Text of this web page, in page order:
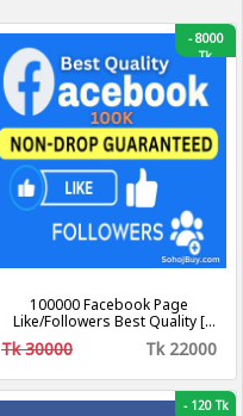
-8000
Tk
100000 Facebook Page
Like/Followers Best Quality [
Non Drop ][ 10k-20k/Day ][ R30
Tk 30000 Tk 22000
-120 Tk